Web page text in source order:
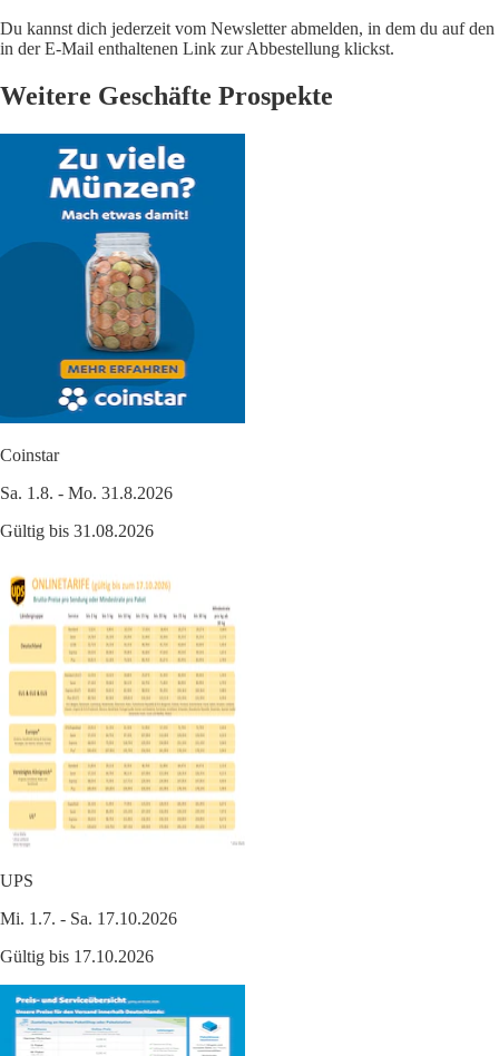
Du kannst dich jederzeit vom Newsletter abmelden, in dem du auf den
in der E-Mail enthaltenen Link zur Abbestellung klickst.
Weitere Geschäfte Prospekte
Coinstar
Sa. 1.8. - Mo. 31.8.2026
Gültig bis 31.08.2026
UPS
Mi. 1.7. - Sa. 17.10.2026
Gültig bis 17.10.2026